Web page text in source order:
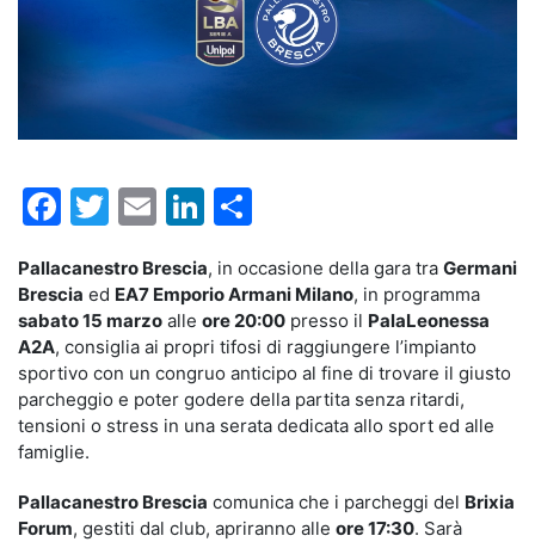
Facebook
Twitter
EmailLinkedIn
Pallacanestro Brescia, in occasione della gara tra Germani
Brescia ed EA7 Emporio Armani Milano, in programma
sabato 15 marzo alle ore 20:00 presso il PalaLeonessa
A2A, consiglia ai propri tifosi di raggiungere l’impianto
sportivo con un congruo anticipo al fine di trovare il giusto
parcheggio e poter godere della partita senza ritardi,
tensioni o stress in una serata dedicata allo sport ed alle
famiglie.
Pallacanestro Brescia comunica che i parcheggi del Brixia
Forum, gestiti dal club, apriranno alle ore 17:30. Sarà